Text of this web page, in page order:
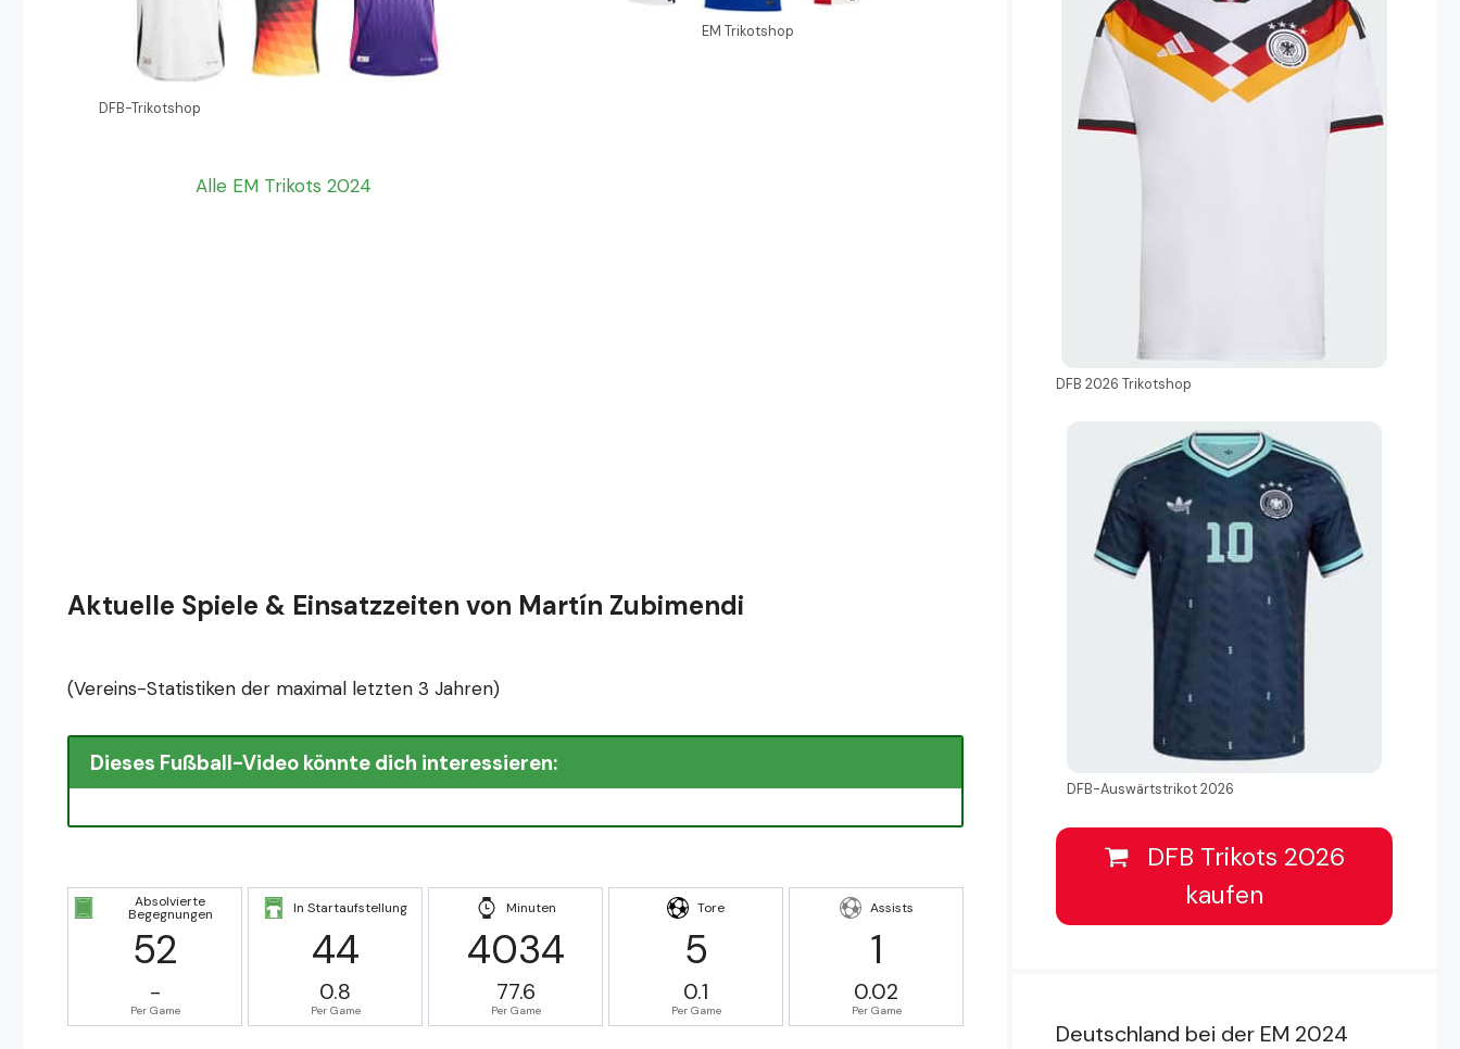
DFB-Trikotshop
Alle EM Trikots 2024
EM Trikotshop
Aktuelle Spiele & Einsatzzeiten von Martín Zubimendi
(Vereins-Statistiken der maximal letzten 3 Jahren)
Dieses Fußball-Video könnte dich interessieren:
Absolvierte
Begegnungen
52
-
Per Game
In Startaufstellung
44
0.8
Per Game
Minuten
4034
77.6
Per Game
Tore
5
0.1
Per Game
Assists
1
0.02
Per Game
DFB 2026 Trikotshop
DFB-Auswärtstrikot 2026
DFB Trikots 2026
kaufen
Deutschland bei der EM 2024